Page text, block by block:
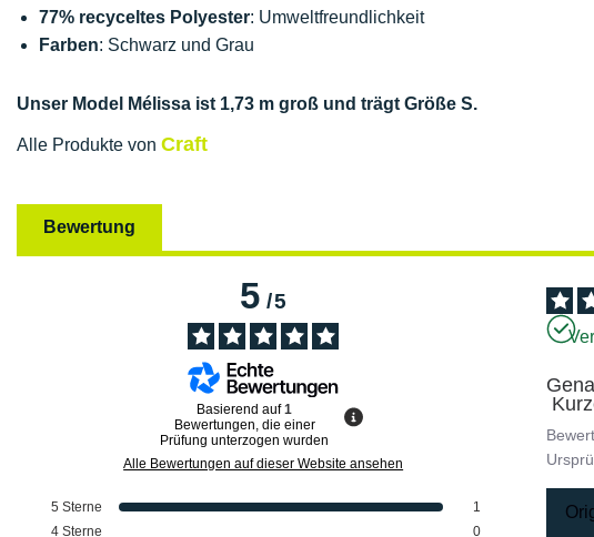
77% recyceltes Polyester: Umweltfreundlichkeit
Farben: Schwarz und Grau
Unser Model Mélissa ist 1,73 m groß und trägt Größe S.
Alle Produkte von Craft
Bewertung
5/5
Basierend auf1
Bewertungen, die einer
Prüfung unterzogen wurden
Alle Bewertungen auf dieser Website ansehen
5 Sterne
1
4 Sterne 0